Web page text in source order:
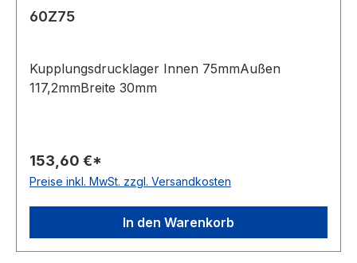
60Z75
Kupplungsdrucklager Innen 75mmAußen
117,2mmBreite 30mm
153,60 €*
Preise inkl. MwSt. zzgl. Versandkosten
In den Warenkorb